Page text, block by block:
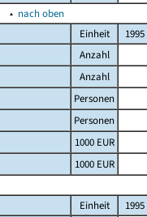
▴ nach oben
Einheit 1995
Anzahl
Anzahl
Personen
Personen
1000 EUR
1000 EUR
Einheit 1995